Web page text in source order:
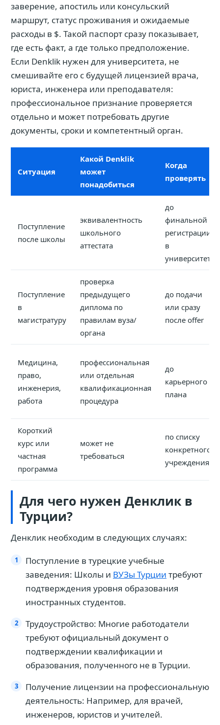
заверение, апостиль или консульский
маршрут, статус проживания и ожидаемые
расходы в $. Такой паспорт сразу показывает,
где есть факт, а где только предположение.
Если Denklik нужен для университета, не
смешивайте его с будущей лицензией врача,
юриста, инженера или преподавателя:
профессиональное признание проверяется
отдельно и может потребовать другие
документы, сроки и компетентный орган.
Ситуация
Какой Denklik
может
понадобиться
Когда
проверять
Поступление
после школы
эквивалентность
школьного
аттестата
до
финальной
регистрации
в
университете
Поступление
в
магистратуру
проверка
предыдущего
диплома по
правилам вуза/
органа
до подачи
или сразу
после offer
Медицина,
право,
инженерия,
работа
профессиональная
или отдельная
квалификационная
процедура
до
карьерного
плана
Короткий
курс или
частная
программа
может не
требоваться
по списку
конкретного
учреждения
Для чего нужен Денклик в
Турции?
Денклик необходим в следующих случаях:
Поступление в турецкие учебные
заведения: Школы и ВУЗы Турции требуют
подтверждения уровня образования
иностранных студентов.
Трудоустройство: Многие работодатели
требуют официальный документ о
подтверждении квалификации и
образования, полученного не в Турции.
Получение лицензии на профессиональную
деятельность: Например, для врачей,
инженеров, юристов и учителей.